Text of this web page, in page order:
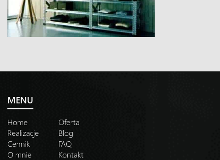
MENU
Home
Oferta
Realizacje
Blog
Cennik
FAQ
O mnie
Kontakt